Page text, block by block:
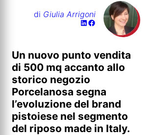
di Giulia Arrigoni
Un nuovo punto vendita
di 500 mq accanto allo
storico negozio
Porcelanosa segna
l’evoluzione del brand
pistoiese nel segmento
del riposo made in Italy.